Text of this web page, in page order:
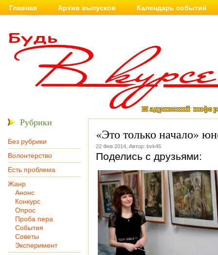
Главная Архив выпусков Календарь событий
Рубрики
Без рубрики
Волонтерство
Есть проблема
Жанр
Анонс
Конкурс
Опрос
Проба пера
События
Советы
Эксперимент
«Это только начало»
22 Фев 2014, Автор: bvk45
Поделись с друзьями: